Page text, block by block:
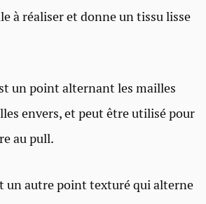
à réaliser et donne un tissu lisse
un point alternant les mailles
envers, et peut être utilisé pour
au pull.
un autre point texturé qui alterne